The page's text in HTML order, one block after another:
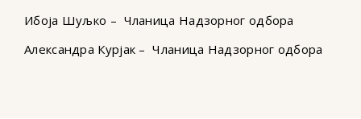
Ибоја Шуљко – Чланица Надзорног одбора
Александра Курјак – Чланица Надзорног одбора